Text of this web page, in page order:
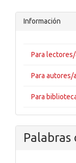
Información
Para lectores/
Para autores/
Para
Palabras